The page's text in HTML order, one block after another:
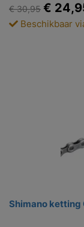
€ 30,95 €
Beschikbaar
Shimano ketting